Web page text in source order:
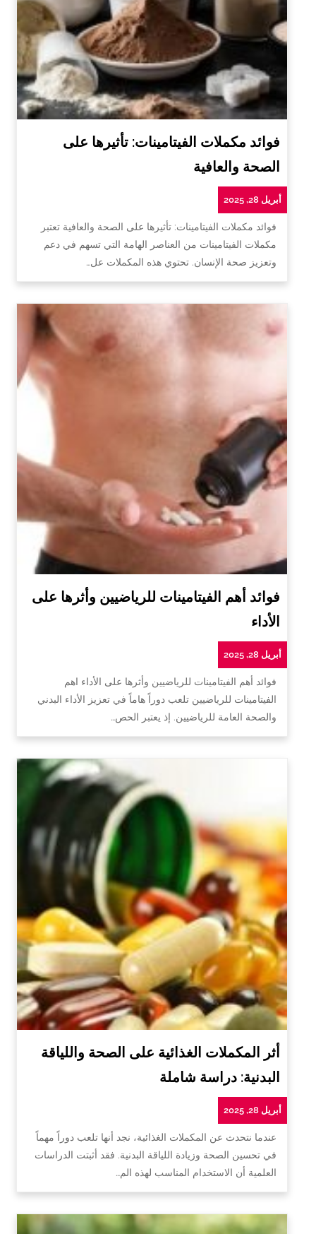
فوائد مكملات الفيتامينات: تأثيرها على
الصحة والعافية
أبريل 28, 2025
فوائد مكملات الفيتامينات: تأثيرها على الصحة والعافية تعتبر
مكملات الفيتامينات من العناصر الهامة التي تسهم في دعم
وتعزيز صحة الإنسان. تحتوي هذه المكملات عل…
فوائد أهم الفيتامينات للرياضيين وأثرها على
الأداء
أبريل 28, 2025
فوائد أهم الفيتامينات للرياضيين وأثرها على الأداء اهم
الفيتامينات للرياضيين تلعب دوراً هاماً في تعزيز الأداء البدني
والصحة العامة للرياضيين. إذ يعتبر الحص…
أثر المكملات الغذائية على الصحة واللياقة
البدنية: دراسة شاملة
أبريل 28, 2025
عندما نتحدث عن المكملات الغذائية، نجد أنها تلعب دوراً مهماً
في تحسين الصحة وزيادة اللياقة البدنية. فقد أثبتت الدراسات
العلمية أن الاستخدام المناسب لهذه الم…